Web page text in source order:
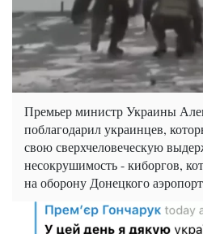
Премьер министр Украины
поблагодарил украинцев,
свою сверхчеловеческую
несокрушимость - киборгов,
на оборону Донецкого